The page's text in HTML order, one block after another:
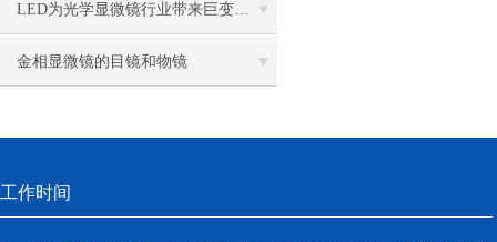
LED为光学显微镜行业带来巨变 优势比传统卤素更明显
金相显微镜的目镜和物镜
工作时间